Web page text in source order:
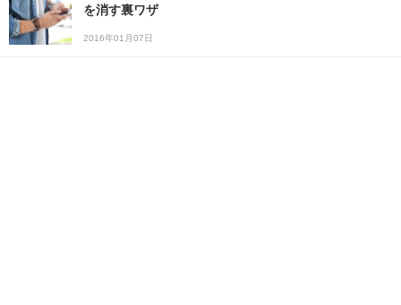
を消す裏ワザ
2016年01月07日